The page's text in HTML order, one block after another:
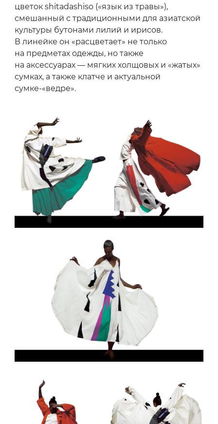
цветок shitadashiso («язык из травы»),
смешанный с традиционными для азиатской
культуры бутонами лилий и ирисов.
В линейке он «расцветает» не только
на предметах одежды, но также
на аксессуарах — мягких холщовых и «жатых»
сумках, а также клатче и актуальной
сумке-«ведре».